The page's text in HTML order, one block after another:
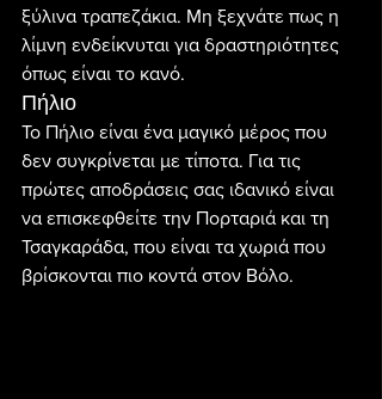
ξύλινα τραπεζάκια. Μη ξεχνάτε πως η
λίμνη ενδείκνυται για δραστηριότητες
όπως είναι το κανό.
Πήλιο
Το Πήλιο είναι ένα μαγικό μέρος που
δεν συγκρίνεται με τίποτα. Για τις
πρώτες αποδράσεις σας ιδανικό είναι
να επισκεφθείτε την Πορταριά και τη
Τσαγκαράδα, που είναι τα χωριά που
βρίσκονται πιο κοντά στον Βόλο.